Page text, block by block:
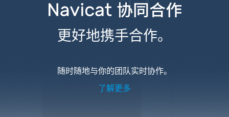
更好地携手合作。
随时随地与你的团队实时协作。
了解更多